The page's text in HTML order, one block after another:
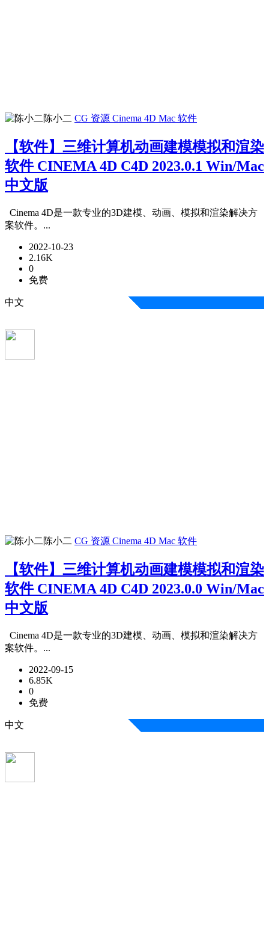
陈小二 CG 资源 Cinema 4D Mac 软件
【软件】三维计算机动画建模模拟和渲染
软件 CINEMA 4D C4D 2023.0.1 Win/Mac
中文版
Cinema 4D是一款专业的3D建模、动画、模拟和渲染解决方
案软件。...
2022-10-23
2.16K
0
免费
中文
陈小二 CG 资源 Cinema 4D Mac 软件
【软件】三维计算机动画建模模拟和渲染
软件 CINEMA 4D C4D 2023.0.0 Win/Mac
中文版
Cinema 4D是一款专业的3D建模、动画、模拟和渲染解决方
案软件。...
2022-09-15
6.85K
0
免费
中文